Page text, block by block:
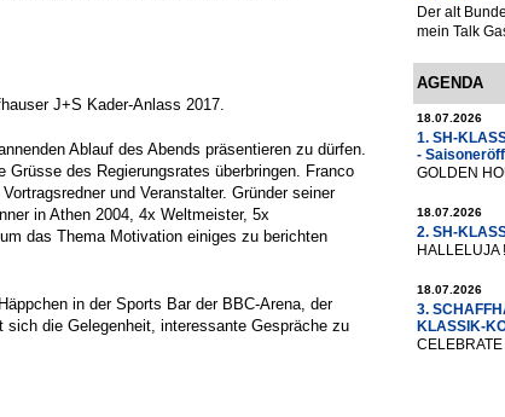
Der alt
mein Talk
AGENDA
18.07.2026
1. SH-
-
GOLDEN
18.07.2026
2. SH-
HALLELUJA !
18.07.2026
3.
KLASSIK-
CELEBRATE
J+S Kader-Anlass 2017.
Ablauf des Abends präsentieren zu dürfen.
Grüsse des Regierungsrates überbringen. Franco
und Veranstalter. Gründer seiner
in Athen 2004, 4x Weltmeister, 5x
das Thema Motivation einiges zu berichten
in der Sports Bar der BBC-Arena, der
die Gelegenheit, interessante Gespräche zu